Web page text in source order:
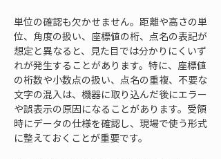
単位の確認も欠かせません。距離や高さの単
位、角度の扱い、座標値の桁、点名の表記が
想定と異なると、見た目では分かりにくいず
れが発生することがあります。特に、座標値
の桁数や小数点の扱い、点名の重複、不要な
文字の混入は、機器に取り込んだ後にエラー
や誤表示の原因になることがあります。受領
時にデータの仕様を確認し、現場で使う形式
に整えておくことが重要です。